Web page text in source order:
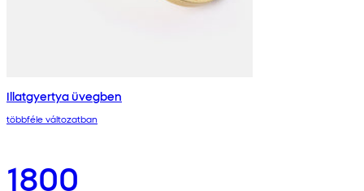
Illatgyertya üvegben
többféle változatban
1800